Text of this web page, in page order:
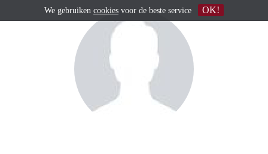
We gebruiken cookies voor de beste service OK!